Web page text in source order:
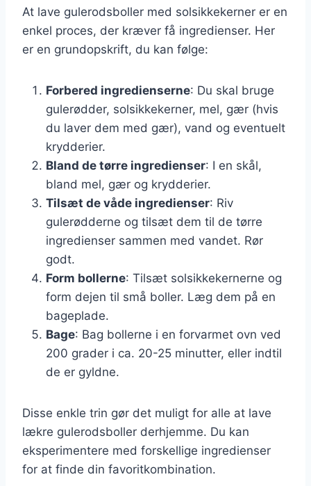
At lave gulerodsboller med solsikkekerner er en
enkel proces, der kræver få ingredienser. Her
er en grundopskrift, du kan følge:
Forbered ingredienserne: Du skal bruge
gulerødder, solsikkekerner, mel, gær (hvis
du laver dem med gær), vand og eventuelt
krydderier.
Bland de tørre ingredienser: I en skål,
bland mel, gær og krydderier.
Tilsæt de våde ingredienser: Riv
gulerødderne og tilsæt dem til de tørre
ingredienser sammen med vandet. Rør
godt.
Form bollerne: Tilsæt solsikkekernerne og
form dejen til små boller. Læg dem på en
bageplade.
Bage: Bag bollerne i en forvarmet ovn ved
200 grader i ca. 20-25 minutter, eller indtil
de er gyldne.
Disse enkle trin gør det muligt for alle at lave
lækre gulerodsboller derhjemme. Du kan
eksperimentere med forskellige ingredienser
for at finde din favoritkombination.